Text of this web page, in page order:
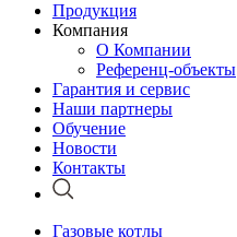
Продукция
Компания
О Компании
Референц-объекты
Гарантия и сервис
Наши партнеры
Обучение
Новости
Контакты
Газовые котлы